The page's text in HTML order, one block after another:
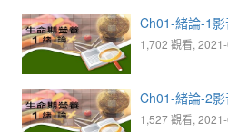
Ch01-緒論-1影
1,702 觀看,
Ch01-緒論-2影
1,527 觀看,